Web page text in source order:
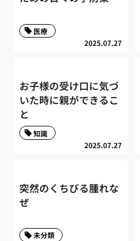
2025.07.27
医療
お子様の受け口に気づ
いた時に親ができるこ
と
2025.07.27
知識
突然のくちびる腫れな
ぜ
未分類